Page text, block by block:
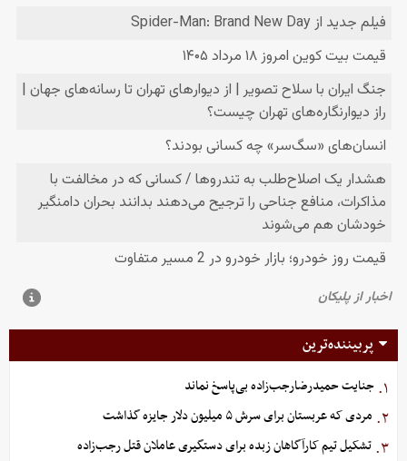
پربیننده‌ترین
۱. جنایت حمیدرضارجب‌زاده بی‌پاسخ نماند
۲. مردی که عربستان برای سرش ۵ میلیون دلار جایزه گذاشت
۳. تشکیل تیم کارآگاهان زبده برای دستگیری عاملان قتل رجب‌زاده